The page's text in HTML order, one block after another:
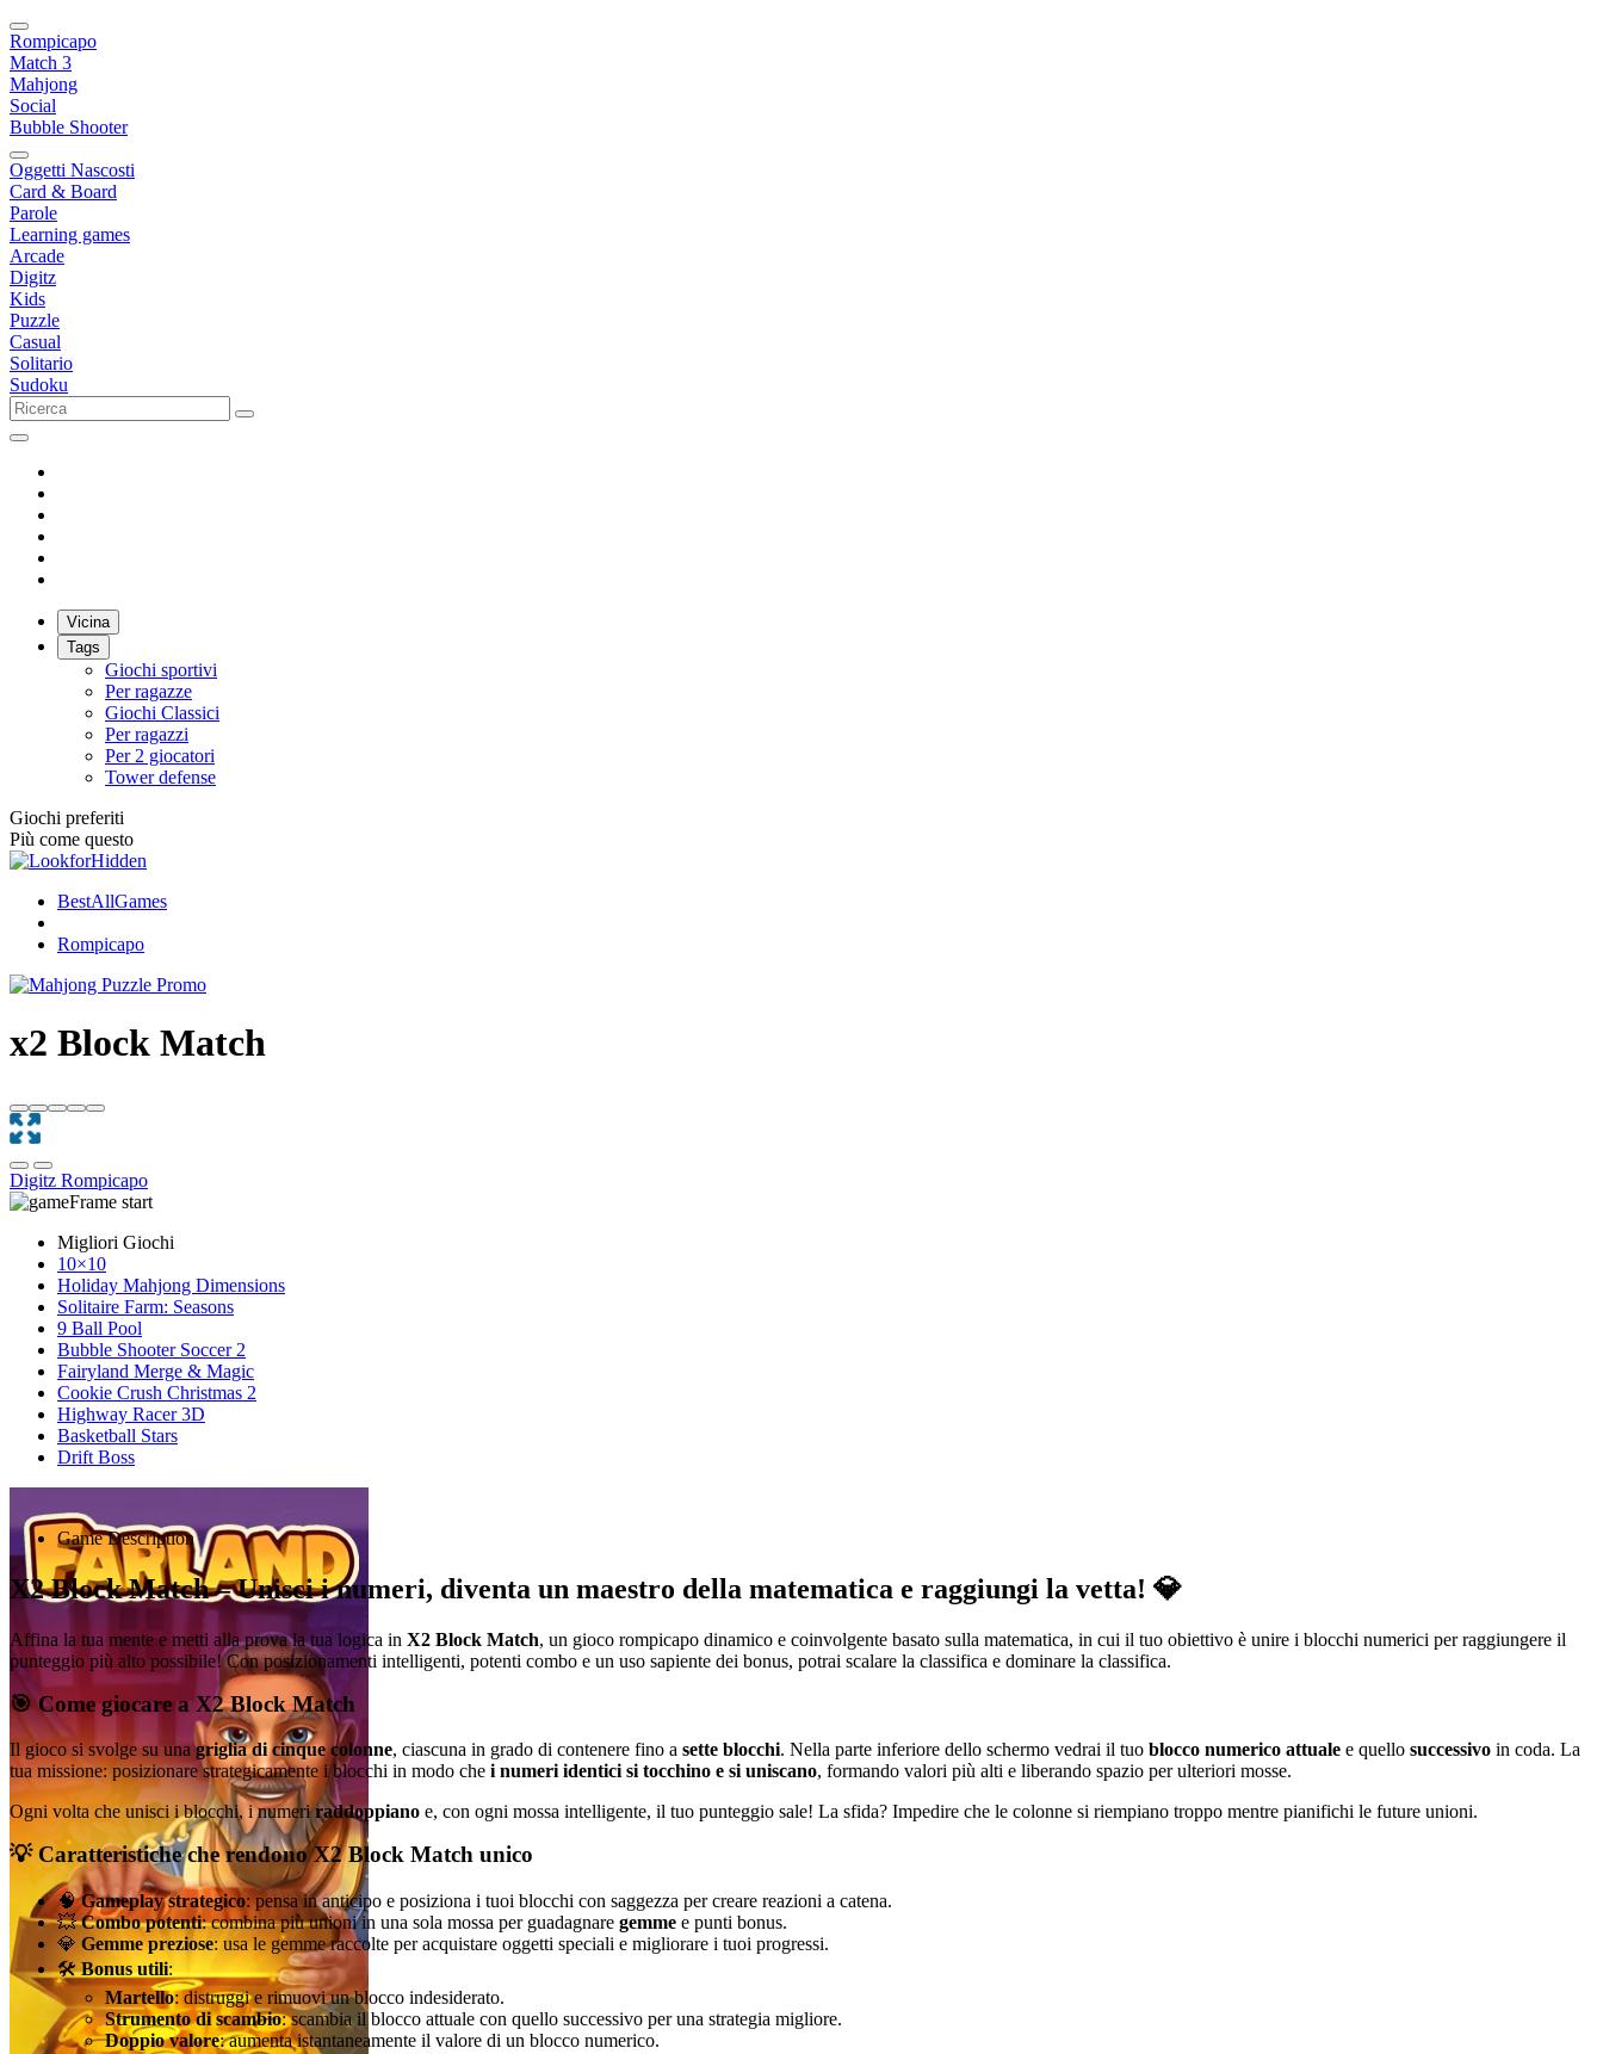
Rompicapo
Match 3
Mahjong
Social
Bubble Shooter
Oggetti Nascosti
Card & Board
Parole
Learning games
Arcade
Digitz
Kids
Puzzle
Casual
Solitario
Sudoku
Vicina
Tags
Giochi sportivi
Per ragazze
Giochi Classici
Per ragazzi
Per 2 giocatori
Tower defense
Giochi preferiti
Più come questo
BestAllGames
Rompicapo
x2 Block Match
Digitz Rompicapo
Migliori Giochi
10×10
Holiday Mahjong Dimensions
Solitaire Farm: Seasons
9 Ball Pool
Bubble Shooter Soccer 2
Fairyland Merge & Magic
Cookie Crush Christmas 2
Highway Racer 3D
Basketball Stars
Drift Boss
Game Description
X2 Block Match – Unisci i numeri, diventa un maestro della matematica e raggiungi la vetta! 💎
Affina la tua mente e metti alla prova la tua logica in X2 Block Match, un gioco rompicapo dinamico e coinvolgente basato sulla matematica, in cui il tuo obiettivo è unire i blocchi numerici per raggiungere il
punteggio più alto possibile! Con posizionamenti intelligenti, potenti combo e un uso sapiente dei bonus, potrai scalare la classifica e dominare la classifica.
🎯 Come giocare a X2 Block Match
Il gioco si svolge su unagriglia di cinque colonne, ciascuna in grado di contenere fino a sette blocchi. Nella parte inferiore dello schermo vedrai il tuo blocco numerico attuale e quello successivo in coda. La
tua missione: posizionare strategicamente i blocchi in modo che i numeri identici si tocchino e si uniscano, formando valori più alti e liberando spazio per ulteriori mosse.
Ogni volta che unisci i blocchi, i numeriraddoppiano e, con ogni mossa intelligente, il tuo punteggio sale! La sfida? Impedire che le colonne si riempiano troppo mentre pianifichi le future unioni.
💡 Caratteristiche che rendono X2 Block Match unico
🧠Gameplay strategico: pensa in anticipo e posiziona i tuoi blocchi con saggezza per creare reazioni a catena.
💥Combo potenti: combina più unioni in una sola mossa per guadagnare gemme e punti bonus.
💎 Gemme preziose: usa le gemme raccolte per acquistare oggetti speciali e migliorare i tuoi progressi.
🛠️Bonus utili:
Martello: distruggi e rimuovi un blocco indesiderato.
Strumento di scambio: scambia il blocco attuale con quello successivo per una strategia migliore.
Doppio valore: aumenta istantaneamente il valore di un blocco numerico.